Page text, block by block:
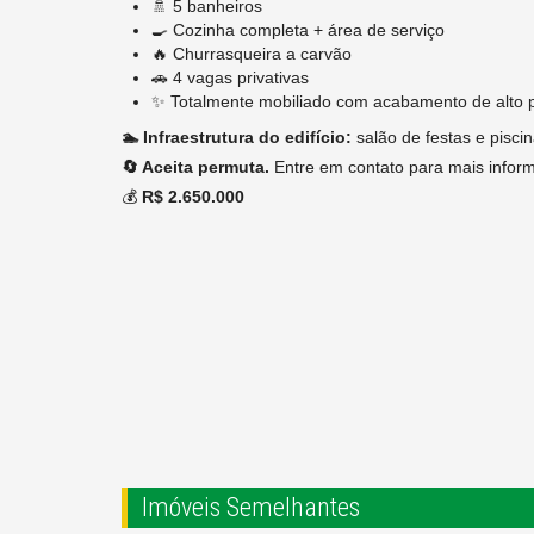
🚿 5 banheiros
🍳 Cozinha completa + área de serviço
🔥 Churrasqueira a carvão
🚗 4 vagas privativas
✨ Totalmente mobiliado com acabamento de alto
🏊 Infraestrutura do edifício: salão de festas e
🔄 Aceita permuta. Entre em contato para mais
💰 R$ 2.650.000
Imóveis Semelhantes